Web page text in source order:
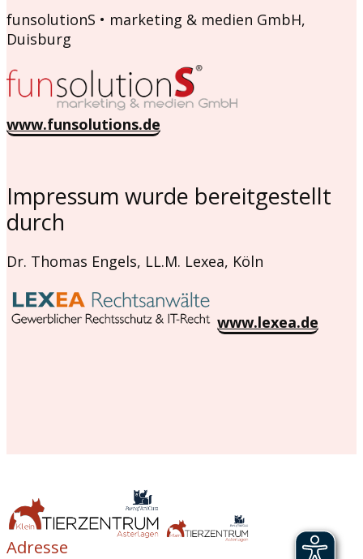
funsolutionS • marketing & medien GmbH,
Duisburg
www.funsolutions.de
Impressum wurde bereitgestellt
durch
Dr. Thomas Engels, LL.M. Lexea, Köln
www.lexea.de
Adresse